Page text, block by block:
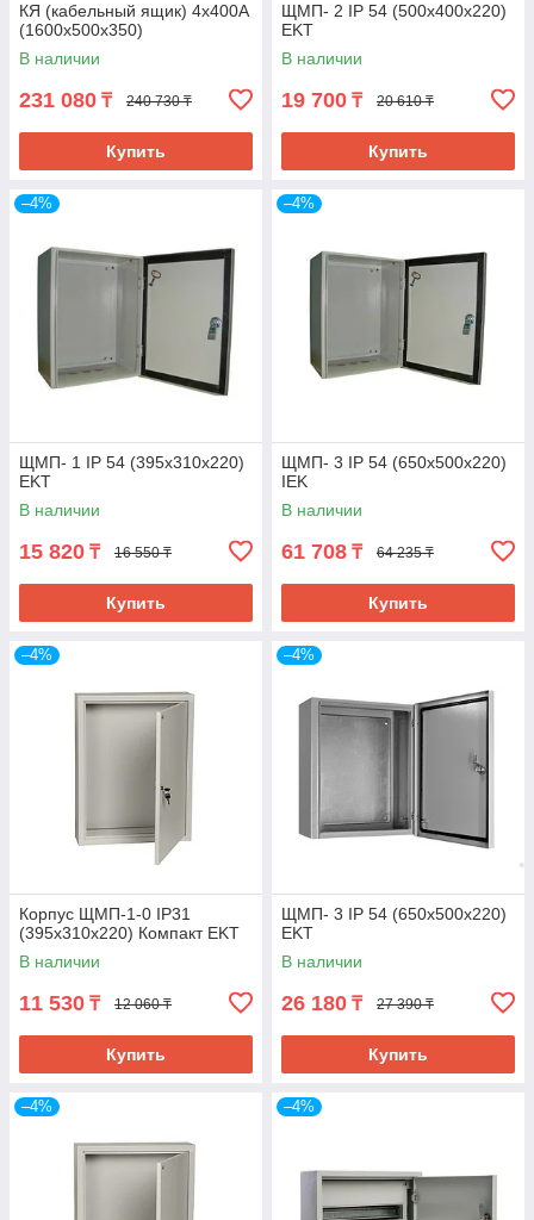
КЯ (кабельный ящик) 4x400A
(1600х500х350)
В наличии
231 080 ₸ 240 730 ₸
Купить
ЩМП- 2 IP 54 (500х400х220)
EKT
В наличии
19 700 ₸ 20 610 ₸
Купить
–4%
ЩМП- 1 IP 54 (395х310х220)
EKT
В наличии
15 820 ₸ 16 550 ₸
Купить
–4%
ЩМП- 3 IP 54 (650х500х220)
IEK
В наличии
61 708 ₸ 64 235 ₸
Купить
–4%
Корпус ЩМП-1-0 IP31
(395x310x220) Компакт EKT
В наличии
11 530 ₸ 12 060 ₸
Купить
–4%
ЩМП- 3 IP 54 (650х500х220)
EKT
В наличии
26 180 ₸ 27 390 ₸
Купить
–4% –4%